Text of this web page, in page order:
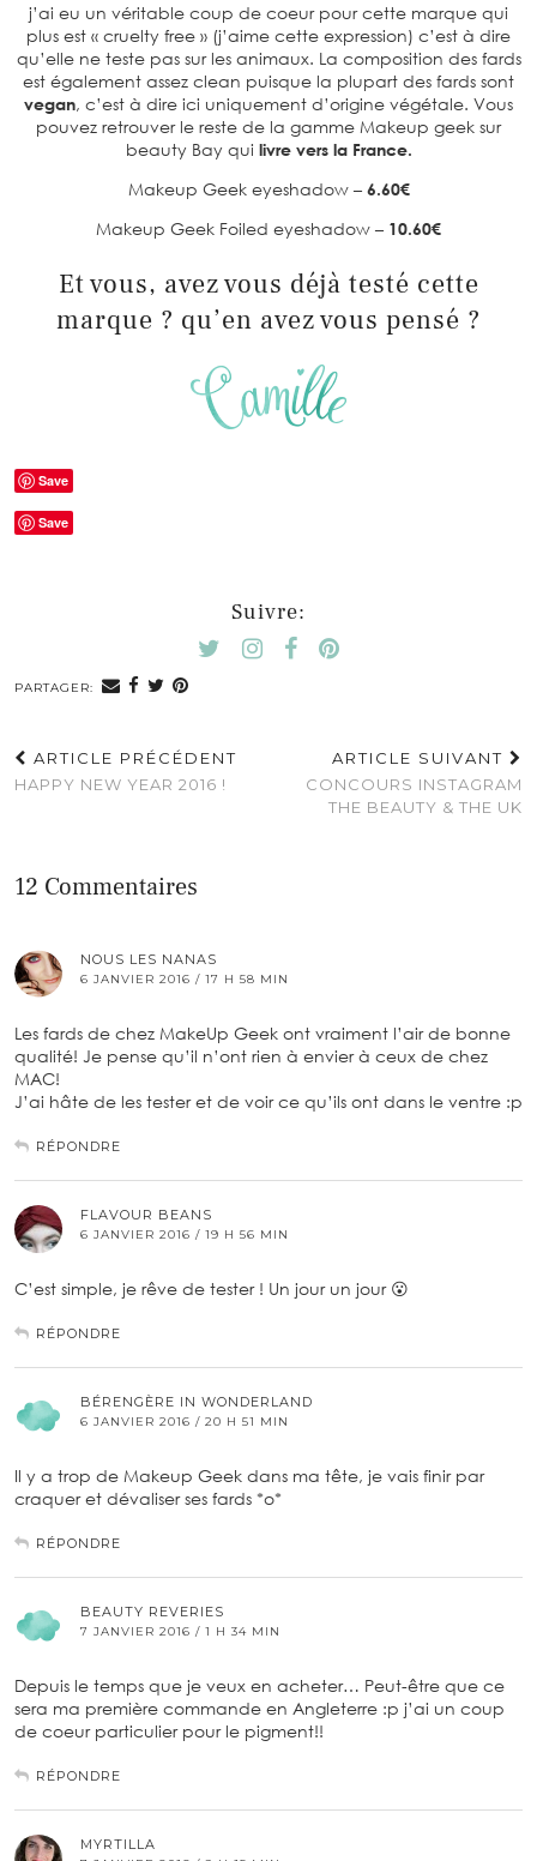
j’ai eu un véritable coup de coeur pour cette marque qui
plus est « cruelty free » (j’aime cette expression) c’est à dire
qu’elle ne teste pas sur les animaux. La composition des fards
est également assez clean puisque la plupart des fards sont
vegan, c’est à dire ici uniquement d’origine végétale. Vous
pouvez retrouver le reste de la gamme Makeup geek sur
beauty Bay qui livre vers la France.
Makeup Geek eyeshadow – 6.60€
Makeup Geek Foiled eyeshadow – 10.60€
Et vous, avez vous déjà testé cette
marque ? qu’en avez vous pensé ?
Save
Save
Suivre:
PARTAGER:
ARTICLE PRÉCÉDENT
HAPPY NEW YEAR 2016 !
ARTICLE SUIVANT
CONCOURS INSTAGRAM
THE BEAUTY & THE UK
12 Commentaires
NOUS LES NANAS
6 JANVIER 2016 / 17 H 58 MIN
Les fards de chez MakeUp Geek ont vraiment l’air de bonne
qualité! Je pense qu’il n’ont rien à envier à ceux de chez
MAC!
J’ai hâte de les tester et de voir ce qu’ils ont dans le ventre :p
RÉPONDRE
FLAVOUR BEANS
6 JANVIER 2016 / 19 H 56 MIN
C’est simple, je rêve de tester ! Un jour un jour 😮
RÉPONDRE
BÉRENGÈRE IN WONDERLAND
6 JANVIER 2016 / 20 H 51 MIN
Il y a trop de Makeup Geek dans ma tête, je vais finir par
craquer et dévaliser ses fards *o*
RÉPONDRE
BEAUTY REVERIES
7 JANVIER 2016 / 1 H 34 MIN
Depuis le temps que je veux en acheter… Peut-être que ce
sera ma première commande en Angleterre :p j’ai un coup
de coeur particulier pour le pigment!!
RÉPONDRE
MYRTILLA